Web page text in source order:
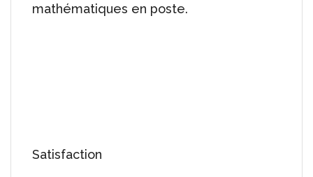
mathématiques en poste.
Satisfaction